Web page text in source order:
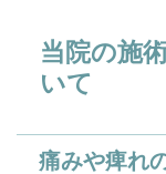
当院の施
いて
痛みや痺れ